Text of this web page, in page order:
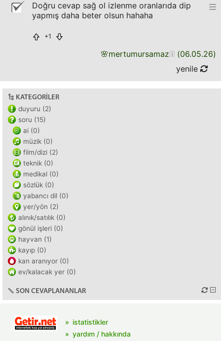
Doğru cevap sağ ol izlenme oranlarıda dip
yapmış daha beter olsun hahaha
+1
🌸mertumursamaz (06.05.26)
yenile
KATEGORILER
duyuru (2)
soru (15)
ai (0)
müzik (0)
film/dizi (2)
teknik (0)
medikal (0)
sözlük (0)
yabancı dil (0)
yer/yön (2)
alınık/satılık (0)
gönül işleri (0)
hayvan (1)
kayıp (0)
kan aranıyor (0)
ev/kalacak yer (0)
SON CEVAPLANANLAR
istatistikler
yardım / hakkında